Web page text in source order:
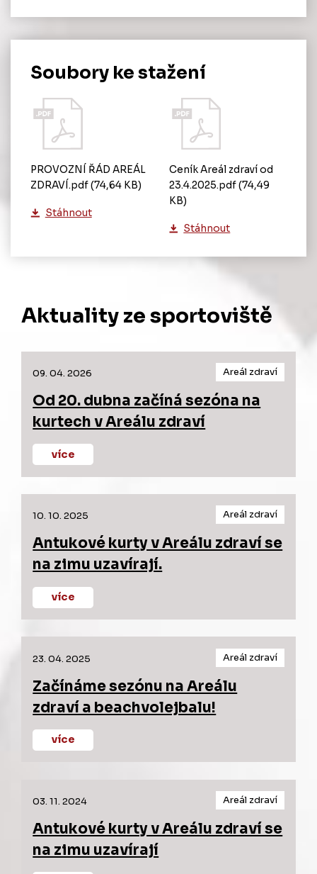
Soubory ke stažení
PROVOZNÍ ŘÁD AREÁL
ZDRAVÍ.pdf(74,64 KB)
Stáhnout
Ceník Areál zdraví od
23.4.2025.pdf(74,49
KB)
Stáhnout
Aktuality ze sportoviště
09. 04. 2026 Areál zdraví
Od 20. dubna začíná sezóna na
kurtech v Areálu zdraví
více
10. 10. 2025 Areál zdraví
Antukové kurty v Areálu zdraví se
na zimu uzavírají.
více
23. 04. 2025 Areál zdraví
Začínáme sezónu na Areálu
zdraví a beachvolejbalu!
více
03. 11. 2024 Areál zdraví
Antukové kurty v Areálu zdraví se
na zimu uzavírají